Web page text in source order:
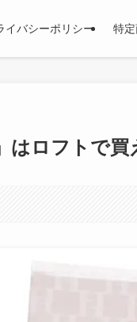
イバシーポリシー 特
ロフトで